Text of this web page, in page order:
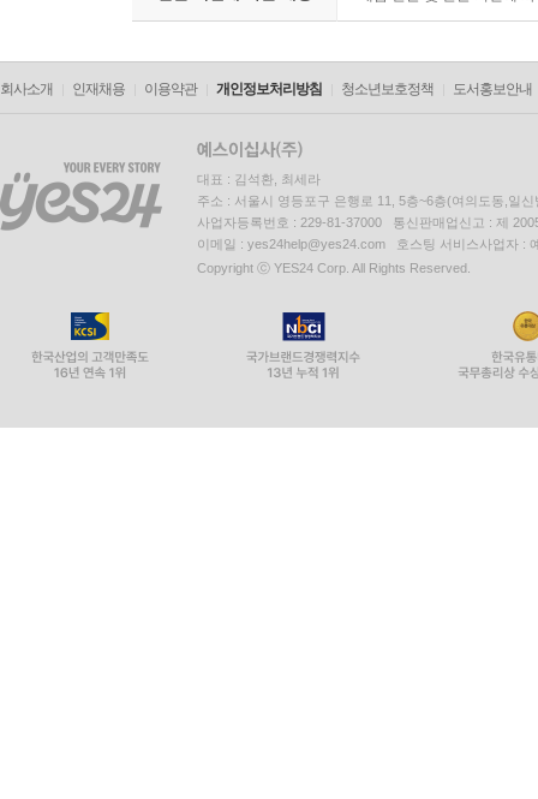
회사소개 인재채용 이용약관 개인정보처리방침 청소년보호정책 도서홍보안내
대표 : 김석환, 최세라
주소 : 서울시 영등포구 은행로 11, 5층~6층(여의도동,일신
사업자등록번호 : 229-81-37000 통신판매업신고 : 제
이메일 : yes24help@yes24.com 호스팅 서비스사업자 :
Copyright ⓒ YES24 Corp. All Rights Reserved.